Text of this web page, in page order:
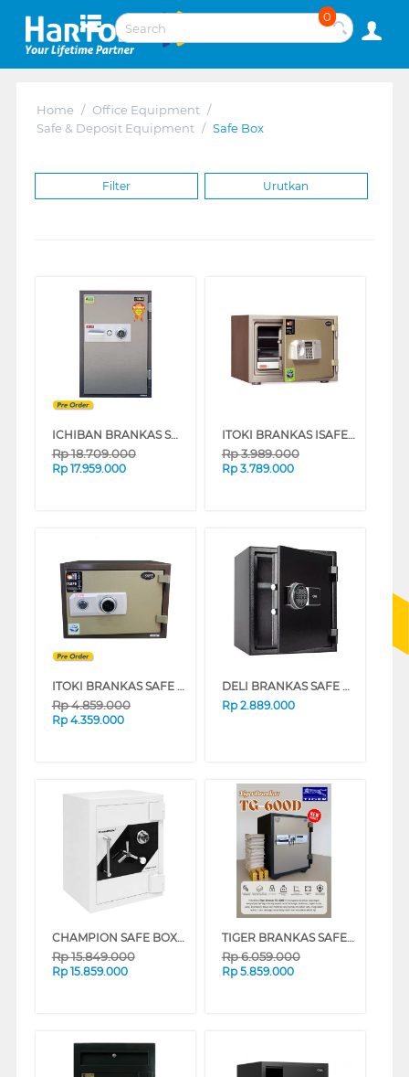
0
Home / Office Equipment /
Safe & Deposit Equipment / Safe Box
Filter Urutkan
ICHIBAN BRANKAS SAFE BOX HSC-802A
Rp18.709.000
Rp 17.959.000
ITOKI BRANKAS ISAFE 35 LC ITOKI_35-LC
Rp3.989.000
Rp 3.789.000
ITOKI BRANKAS SAFE BOX ITOKI_45-K
Rp4.859.000
Rp 4.359.000
DELI BRANKAS SAFE BOX DELI_ET587
Rp 2.889.000
CHAMPION SAFE BOX KINGER 2
Rp15.849.000
Rp 15.859.000
TIGER BRANKAS SAFE BOX TG-600D DIGITAL
Rp6.059.000
Rp 5.859.000